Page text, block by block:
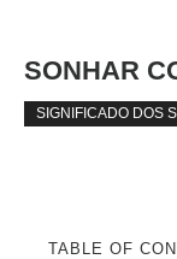
SONHAR
SIGNIFICADO DOS
TABLE OF